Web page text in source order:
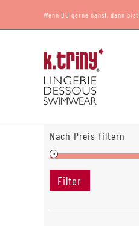
Wenn DU gerne nähst, dann
Nach Preis filtern
Min.
Max.
Filter